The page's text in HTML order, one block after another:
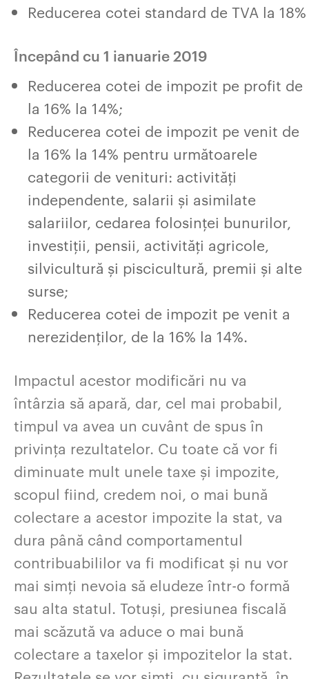
Reducerea cotei standard de TVA la 18%
Începând cu 1 ianuarie 2019
Reducerea cotei de impozit pe profit de
la 16% la 14%;
Reducerea cotei de impozit pe venit de
la 16% la 14% pentru următoarele
categorii de venituri: activități
independente, salarii și asimilate
salariilor, cedarea folosinței bunurilor,
investiții, pensii, activități agricole,
silvicultură și piscicultură, premii și alte
surse;
Reducerea cotei de impozit pe venit a
nerezidenților, de la 16% la 14%.
Impactul acestor modificări nu va
întârzia să apară, dar, cel mai probabil,
timpul va avea un cuvânt de spus în
privința rezultatelor. Cu toate că vor fi
diminuate mult unele taxe și impozite,
scopul fiind, credem noi, o mai bună
colectare a acestor impozite la stat, va
dura până când comportamentul
contribuabililor va fi modificat și nu vor
mai simți nevoia să eludeze într-o formă
sau alta statul. Totuși, presiunea fiscală
mai scăzută va aduce o mai bună
colectare a taxelor și impozitelor la stat.